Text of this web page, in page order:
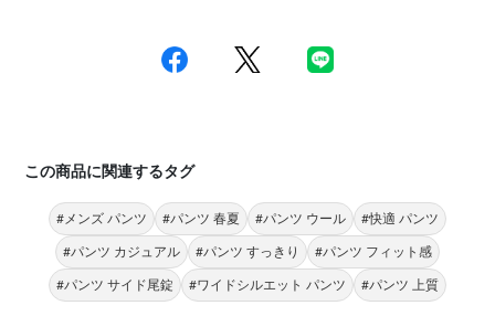
この商品に関連するタグ
#メンズ パンツ #パンツ 春夏 #パンツ ウール #快適 パンツ
#パンツ カジュアル #パンツ すっきり #パンツ フィット感
#パンツ サイド尾錠 #ワイドシルエット パンツ #パンツ 上質